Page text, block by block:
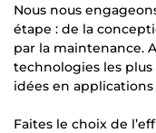
Nous nous
étape : de la
par la maintenance.
technologies les plus
idées en
Faites le choix de